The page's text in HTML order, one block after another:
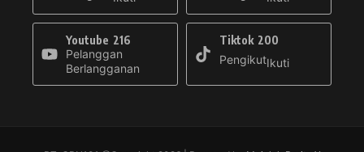
Youtube 216
Pelanggan
Berlangganan
Tiktok 200
PengikutIkuti